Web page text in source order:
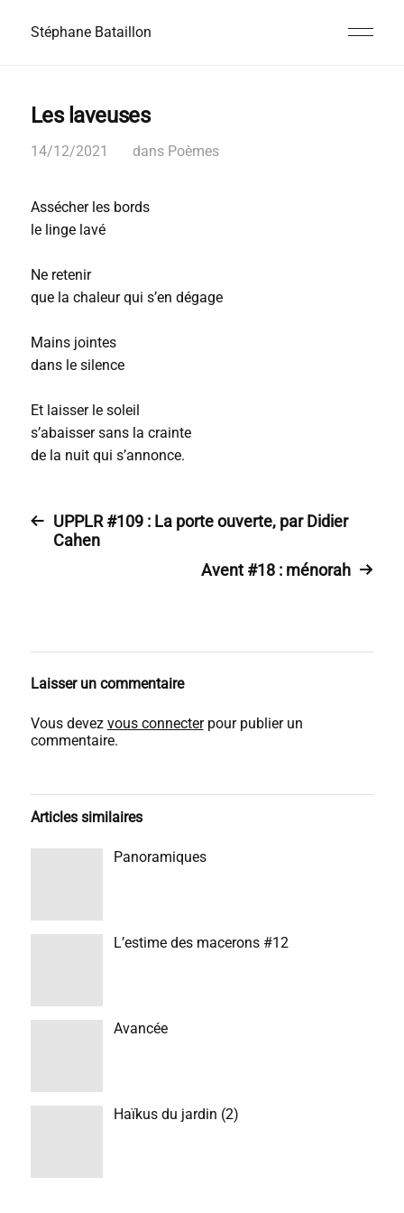
Stéphane Bataillon
Les laveuses
14/12/2021 dans Poèmes
Assécher les bords
le linge lavé
Ne retenir
que la chaleur qui s’en dégage
Mains jointes
dans le silence
Et laisser le soleil
s’abaisser sans la crainte
de la nuit qui s’annonce.
UPPLR #109 : La porte ouverte, par Didier
Cahen
Avent #18 : ménorah
Laisser un commentaire
Vous devez vous connecterpour publier un
commentaire.
Articles similaires
Panoramiques
L’estime des macerons #12
Avancée
Haïkus du jardin (2)